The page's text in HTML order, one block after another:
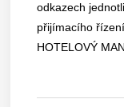
odkazech
přijímacího
HOTELOVÝ